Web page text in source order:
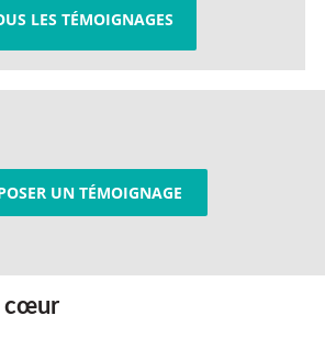
LES TÉMOIGNAGES
UN TÉMOIGNAGE
cœur